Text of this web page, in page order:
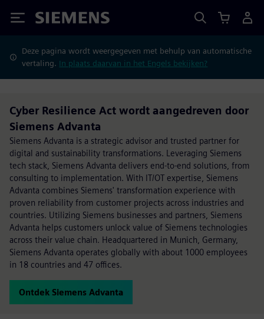
Siemens
Deze pagina wordt weergegeven met behulp van automatische
vertaling. In plaats daarvan in het Engels bekijken?
Cyber Resilience Act wordt aangedreven door
Siemens Advanta
Siemens Advanta is a strategic advisor and trusted partner for
digital and sustainability transformations. Leveraging Siemens
tech stack, Siemens Advanta delivers end-to-end solutions, from
consulting to implementation. With IT/OT expertise, Siemens
Advanta combines Siemens' transformation experience with
proven reliability from customer projects across industries and
countries. Utilizing Siemens businesses and partners, Siemens
Advanta helps customers unlock value of Siemens technologies
across their value chain. Headquartered in Munich, Germany,
Siemens Advanta operates globally with about 1000 employees
in 18 countries and 47 offices.
Ontdek Siemens Advanta